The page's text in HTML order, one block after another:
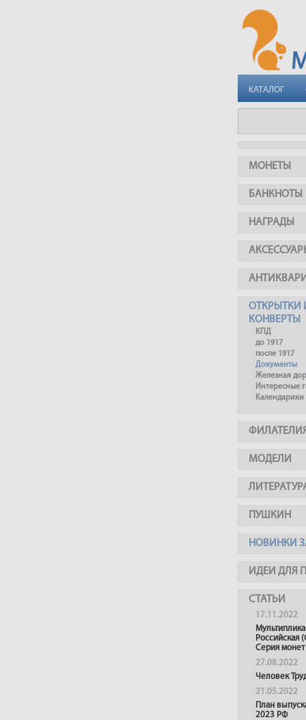
КАТАЛОГ
МОНЕТЫ
БАНКНОТЫ
НАГРАДЫ
ОТКРЫТКИ
КОНВЕРТЫ
КПД
до 1917
после 1917
Документы
Железная
Интересные
Календарики
МОДЕЛИ
ПУШКИН
НОВИНКИ
ИДЕИ ДЛЯ
СТАТЬИ
17.11.2022
Российская
Серия монет
27.08.2022
Человек
21.05.2022
План
2023 РФ